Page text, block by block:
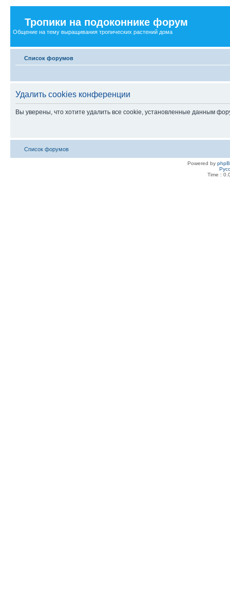
Тропики на подоконнике форум
Общение на тему выращивания тропических растений дома
Список форумов
Удалить cookies конференции
Вы уверены, что хотите удалить все cookie, установленные данным
Список форумов
Powered by
Time :